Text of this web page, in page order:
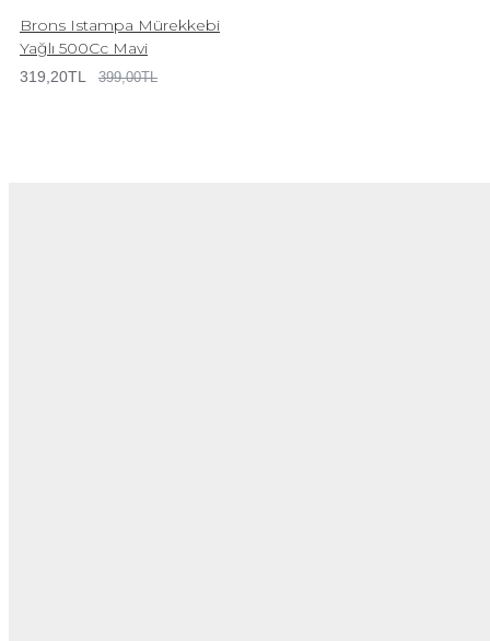
Brons Istampa Mürekkebi
Yağlı 500Cc Mavi
319,20TL 399,00TL